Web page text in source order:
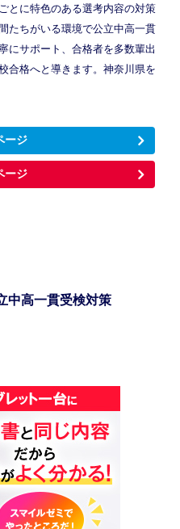
とに特色のある選考内容の対策
たちがいる環境で公立中高一貫
にサポート、合格者を多数輩出
合格へと導きます。神奈川県を
ージ
ージ
中高一貫受検対策